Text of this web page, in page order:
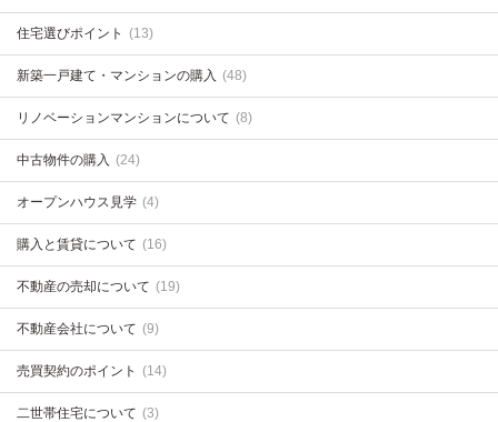
住宅選びポイント (13)
新築一戸建て・マンションの購入 (48)
リノベーションマンションについて (8)
中古物件の購入 (24)
オープンハウス見学 (4)
購入と賃貸について (16)
不動産の売却について (19)
不動産会社について (9)
売買契約のポイント (14)
二世帯住宅について (3)